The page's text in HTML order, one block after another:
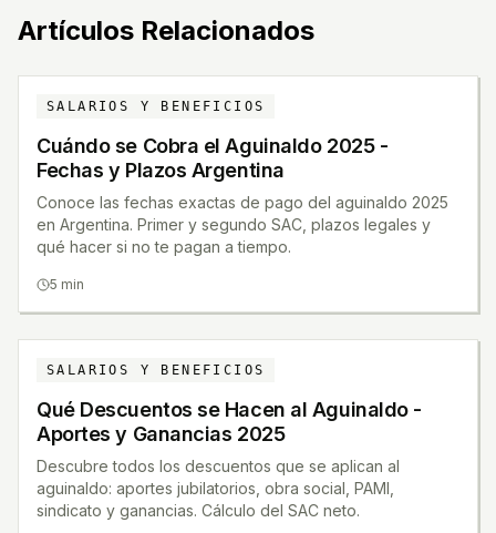
Artículos Relacionados
SALARIOS Y BENEFICIOS
Cuándo se Cobra el Aguinaldo 2025 -
Fechas y Plazos Argentina
Conoce las fechas exactas de pago del aguinaldo 2025
en Argentina. Primer y segundo SAC, plazos legales y
qué hacer si no te pagan a tiempo.
5 min
SALARIOS Y BENEFICIOS
Qué Descuentos se Hacen al Aguinaldo -
Aportes y Ganancias 2025
Descubre todos los descuentos que se aplican al
aguinaldo: aportes jubilatorios, obra social, PAMI,
sindicato y ganancias. Cálculo del SAC neto.